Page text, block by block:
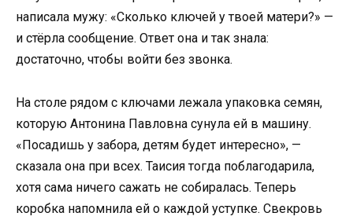
написала мужу: «Сколько ключей у твоей матери?» —
и стёрла сообщение. Ответ она и так знала:
достаточно, чтобы войти без звонка.
На столе рядом с ключами лежала упаковка семян,
которую Антонина Павловна сунула ей в машину.
«Посадишь у забора, детям будет интересно», —
сказала она при всех. Таисия тогда поблагодарила,
хотя сама ничего сажать не собиралась. Теперь
коробка напомнила ей о каждой уступке. Свекровь